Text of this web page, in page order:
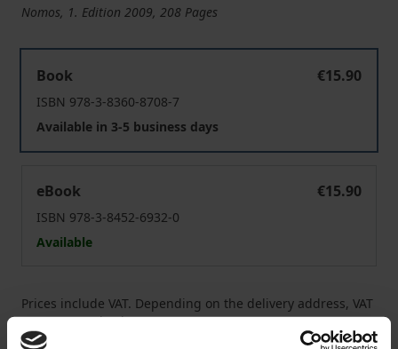
Nomos, 1. Edition 2009, 208 Pages
Book
€15.90
ISBN 978-3-8360-8708-7
Available in 3-5 business days
eBook
€15.90
ISBN 978-3-8452-6932-0
Available
Prices include VAT. Depending on the delivery address, VAT
may vary at checkout.